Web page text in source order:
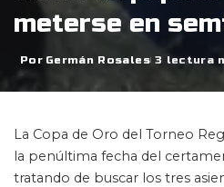
meterse en
Posted
Por Germán Rosales 3 lectura
La Copa de Oro del Torneo
la penúltima fecha del
tratando de buscar los tres